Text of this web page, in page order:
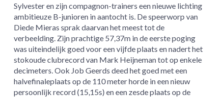
Sylvester en zijn compagnon-trainers een nieuwe lichting
ambitieuze B-junioren in aantocht is. De speerworp van
Diede Mieras sprak daarvan het meest tot de
verbeelding. Zijn prachtige 57,37m in de eerste poging
was uiteindelijk goed voor een vijfde plaats en nadert het
stokoudeclubrecord van Mark Heijneman tot op enkele
decimeters. Ook Job Geerds deed het goed met een
halvefinaleplaats op de 110 meter horde in een nieuw
persoonlijk record (15,15s) en een zesde plaats op de